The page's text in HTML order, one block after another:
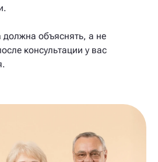
объяснять, а не
консультации у вас